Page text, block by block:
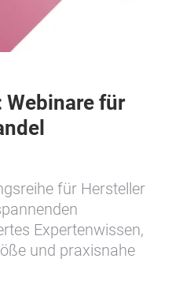
für
für Hersteller
Expertenwissen,
und praxisnahe